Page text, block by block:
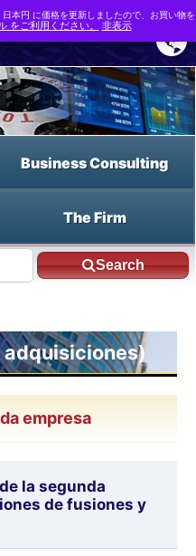
Business Consulting
The Firm
Search
adquisiciones)
empresa
la segunda
de fusiones y
本円 に価格を更新しましたので、お買い物を
をご利用ください。 非表示